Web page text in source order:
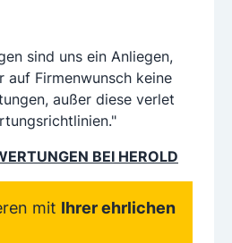
sind uns ein Anliegen,
auf Firmenwunsch keine
außer diese verlet
BEI HEROLD
mit Ihrer ehrlichen